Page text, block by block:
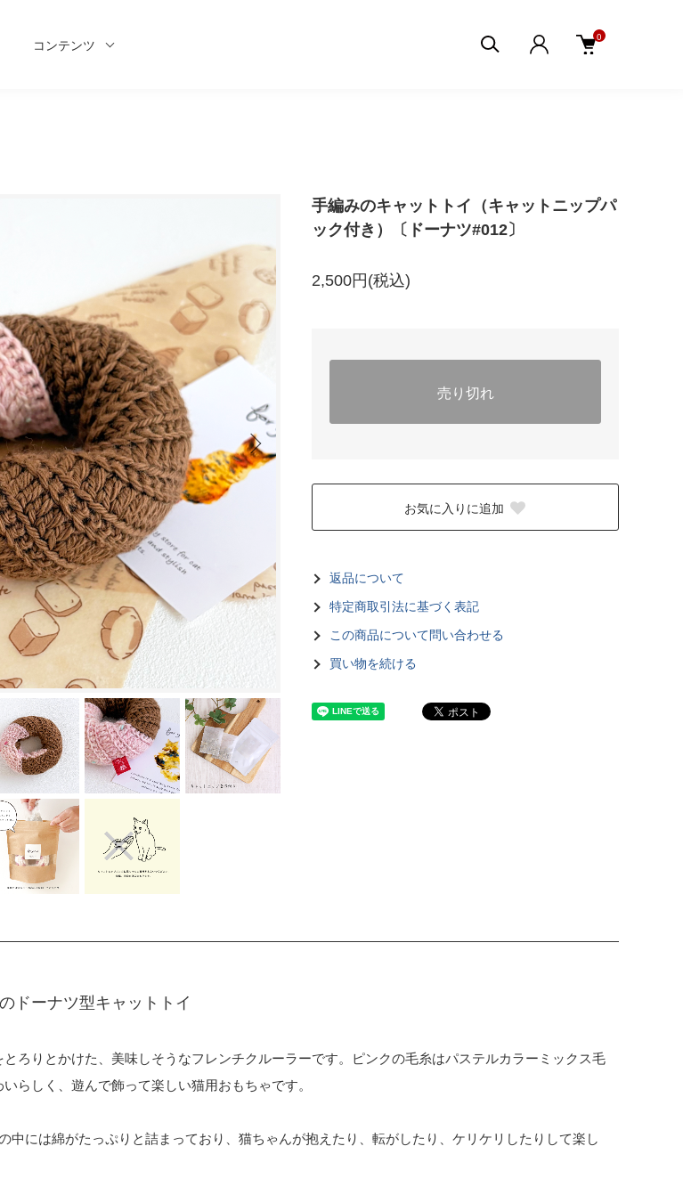
コンテンツ 0
手編みのキャットトイ（キャットニップパ
ック付き）〔ドーナツ#012〕
2,500円(税込)
売り切れ
お気に入りに追加
返品について
特定商取引法に基づく表記
この商品について問い合わせる
買い物を続ける
ドーナツ型キャットトイ
ろりとかけた、美味しそうなフレンチクルーラーです。ピンクの毛糸はパステルカラーミックス毛
らしく、遊んで飾って楽しい猫用おもちゃです。
中には綿がたっぷりと詰まっており、猫ちゃんが抱えたり、転がしたり、ケリケリしたりして楽し